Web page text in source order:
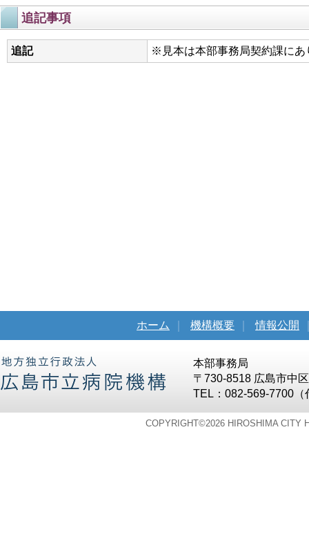
追記事項
追記 ※見本は本部事務局契約課にあ
ホーム 機構概要 情報公開
本部事務局
〒730-8518 広島市中
TEL：082-569-7700
COPYRIGHT©2026 HIROSHIMA CITY